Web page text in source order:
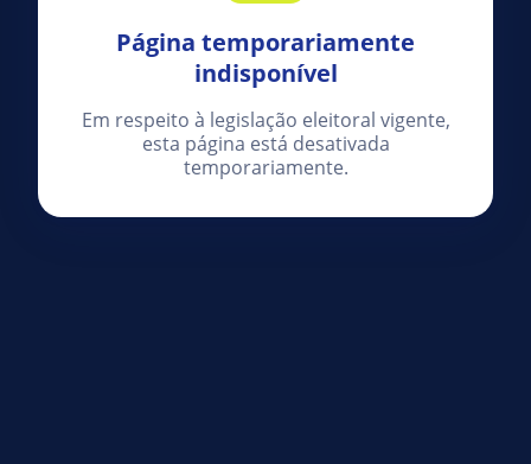
Página temporariamente
indisponível
Em respeito à legislação eleitoral vigente,
esta página está desativada
temporariamente.